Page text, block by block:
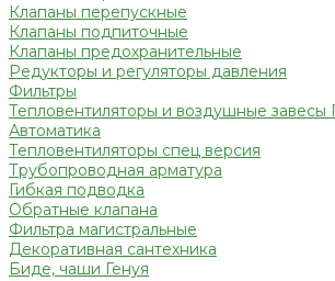
Клапаны перепускные
Клапаны подпиточные
Клапаны предохранительные
Редукторы и регуляторы давления
Фильтры
Тепловентиляторы и воздушные
Автоматика
Тепловентиляторы спец версия
Трубопроводная арматура
Гибкая подводка
Обратные клапана
Фильтра магистральные
Декоративная сантехника
Биде, чаши Генуя